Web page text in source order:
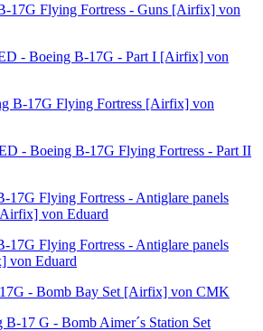
17G Flying Fortress - Guns [Airfix] von
- Boeing B-17G - Part I [Airfix] von
B-17G Flying Fortress [Airfix] von
- Boeing B-17G Flying Fortress - Part II
17G Flying Fortress - Antiglare panels
von Eduard
17G Flying Fortress - Antiglare panels
von Eduard
- Bomb Bay Set [Airfix] von CMK
17 G - Bomb Aimer´s Station Set